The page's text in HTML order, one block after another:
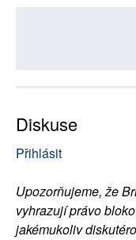
Diskuse
Přihlásit
Upozorňujeme, že
vyhrazují právo
jakémukoliv